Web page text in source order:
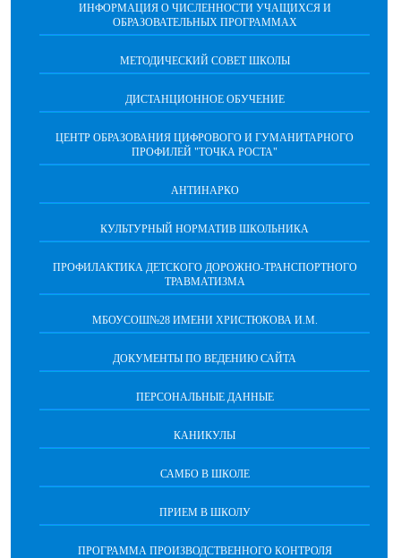
ИНФОРМАЦИЯ О ЧИСЛЕННОСТИ УЧАЩИХСЯ И
ОБРАЗОВАТЕЛЬНЫХ ПРОГРАММАХ
МЕТОДИЧЕСКИЙ СОВЕТ ШКОЛЫ
ДИСТАНЦИОННОЕ ОБУЧЕНИЕ
ЦЕНТР ОБРАЗОВАНИЯ ЦИФРОВОГО И ГУМАНИТАРНОГО
ПРОФИЛЕЙ "ТОЧКА РОСТА"
АНТИНАРКО
КУЛЬТУРНЫЙ НОРМАТИВ ШКОЛЬНИКА
ПРОФИЛАКТИКА ДЕТСКОГО ДОРОЖНО-ТРАНСПОРТНОГО
ТРАВМАТИЗМА
МБОУСОШ№28 ИМЕНИ ХРИСТЮКОВА И.М.
ДОКУМЕНТЫ ПО ВЕДЕНИЮ САЙТА
ПЕРСОНАЛЬНЫЕ ДАННЫЕ
КАНИКУЛЫ
САМБО В ШКОЛЕ
ПРИЕМ В ШКОЛУ
ПРОГРАММА ПРОИЗВОДСТВЕННОГО КОНТРОЛЯ